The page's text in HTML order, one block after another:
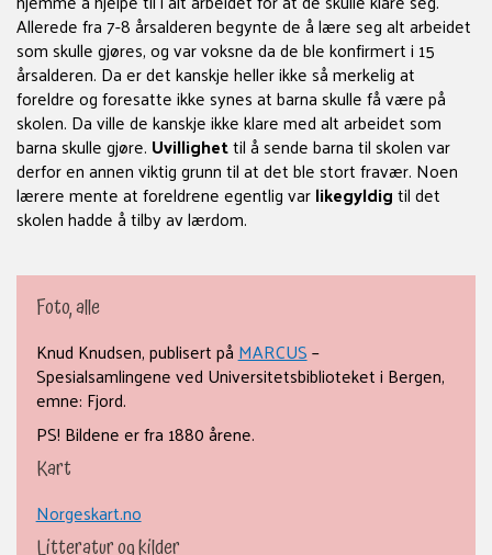
Allerede fra 7-8 årsalderen begynte de å lære seg alt arbeidet
som skulle gjøres, og var voksne da de ble konfirmert i 15
årsalderen. Da er det kanskje heller ikke så merkelig at
foreldre og foresatte ikke synes at barna skulle få være på
skolen. Da ville de kanskje ikke klare med alt arbeidet som
barna skulle gjøre. Uvillighettil å sende barna til skolen var
derfor en annen viktig grunn til at det ble stort fravær. Noen
lærere mente at foreldrene egentlig varlikegyldigtil det
skolen hadde å tilby av lærdom.
Foto, alle
Knud Knudsen, publisert påMARCUS–
Spesialsamlingene ved Universitetsbiblioteket i Bergen,
emne: Fjord.
PS! Bildene er fra 1880 årene.
Kart
Norgeskart.no
Litteratur og kilder